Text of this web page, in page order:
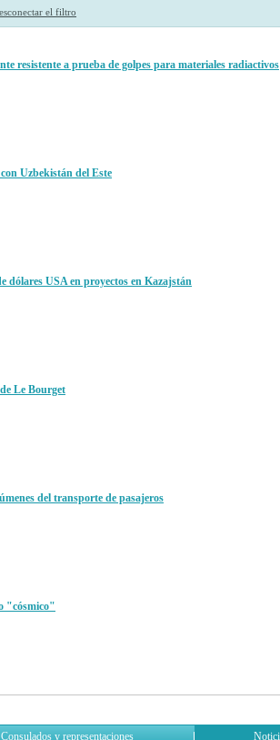
el filtro
resistente a prueba de golpes para materiales radiactivos
Uzbekistán del Este
dólares USA en proyectos en Kazajstán
Le Bourget
del transporte de pasajeros
"cósmico"
Consulados y representaciones